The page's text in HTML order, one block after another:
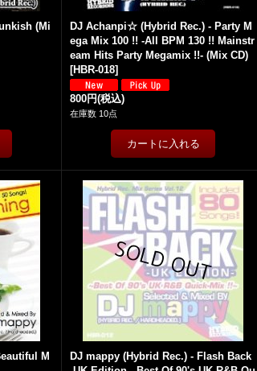
(Mi
DJ Achanpi☆ (Hybrid Rec.) - Party M
ega Mix 100 !! -All BPM 130 !! Mainstr
eam Hits Party Megamix !!- (Mix CD)
[HBR-018]
800円(税込)
在庫数 10点
M
DJ mappy (Hybrid Rec.) - Flash Back